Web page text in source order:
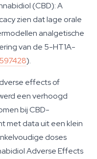
(CBD): A
zien dat lage orale
analgetische
van de 5-HT1A-
).
effects of
een verhoogd
bij CBD-
met data uit een klein
doses
Adverse Effects